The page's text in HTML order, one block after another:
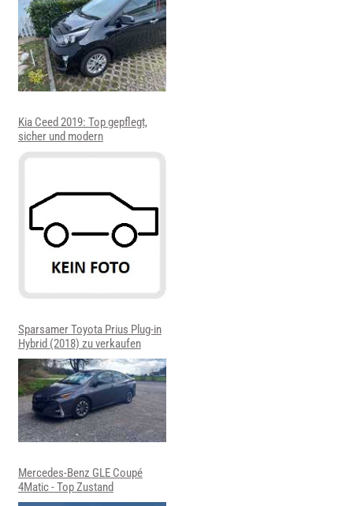
Kia Ceed 2019: Top gepflegt,
sicher und modern
Sparsamer Toyota Prius Plug-in
Hybrid (2018) zu verkaufen
Mercedes-Benz GLE Coupé
4Matic - Top Zustand